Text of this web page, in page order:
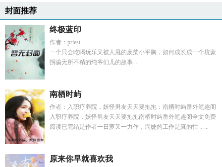
封面推荐
终极蓝印
作者：priest
一个只会吃喝玩乐又被人甩的废柴小平胸，如何成长成一个坑蒙
拐骗无所不精的纯爷们儿的故事...
南栖时屿
作者：入职疗养院，妖怪男友天天要抱抱：南栖时屿番外笔趣阁
入职疗养院，妖怪男友天天要抱抱南栖时屿番外笔趣阁全文免费
阅读已完结是作者一日萝又一力作，周婕的工作是真的忙，...
原来你早就喜欢我